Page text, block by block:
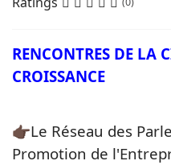
RENCONTRES DE LA
CROISSANCE
👉🏿Le Réseau des
Promotion de